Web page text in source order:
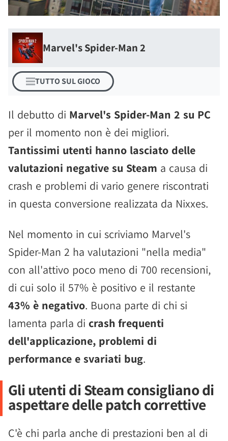
Marvel's Spider-Man 2
TUTTO SUL GIOCO
Il debutto di Marvel's Spider-Man 2 su PC
per il momento non è dei migliori.
Tantissimi utenti hanno lasciato delle
valutazioni negative su Steam a causa di
crash e problemi di vario genere riscontrati
in questa conversione realizzata da Nixxes.
Nel momento in cui scriviamo Marvel's
Spider-Man 2 ha valutazioni "nella media"
con all'attivo poco meno di 700 recensioni,
di cui solo il 57% è positivo e il restante
43% è negativo. Buona parte di chi si
lamenta parla di crash frequenti
dell'applicazione, problemi di
performance e svariati bug.
Gli utenti di Steam consigliano di
aspettare delle patch correttive
C'è chi parla anche di prestazioni ben al di